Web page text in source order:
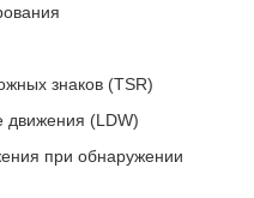
знаков (TSR)
движения (LDW)
при обнаружении